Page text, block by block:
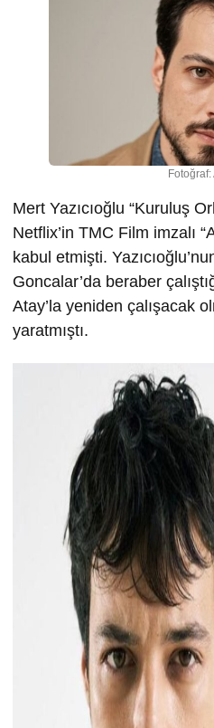
Fotoğraf:
Mert Yazıcıoğlu “Kuruluş
Netflix’in TMC Film imzalı
kabul etmişti.
Goncalar’da beraber
Atay’la yeniden çalışacak
yaratmıştı.